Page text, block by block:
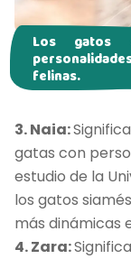
Los gatos
felinas.
3. Naia:
gatas con
estudio de la
los gatos
más dinámicas
4. Zara: